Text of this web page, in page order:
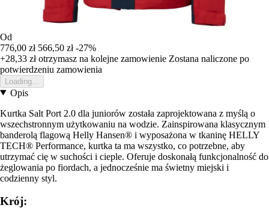
Od
776,00 zł 566,50 zł -27%
+28,33 złotrzymasz na kolejne zamowienie Zostana naliczone po
potwierdzeniu zamowienia
Loading...
Opis
Kurtka Salt Port 2.0 dla juniorów została zaprojektowana z myślą o
wszechstronnym użytkowaniu na wodzie. Zainspirowana klasycznym
banderolą flagową Helly Hansen® i wyposażona w tkaninę HELLY
TECH® Performance, kurtka ta ma wszystko, co potrzebne, aby
utrzymać cię w suchości i cieple. Oferuje doskonałą funkcjonalność do
żeglowania po fiordach, a jednocześnie ma świetny miejski i
codzienny styl.
Krój: